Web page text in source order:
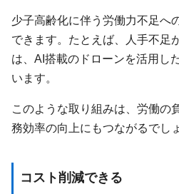
少子高齢化に伴う労働力不足へ
できます。たとえば、人手不足
は、AI搭載のドローンを活用し
います。
このような取り組みは、労働の
務効率の向上にもつながるでし
コスト削減できる